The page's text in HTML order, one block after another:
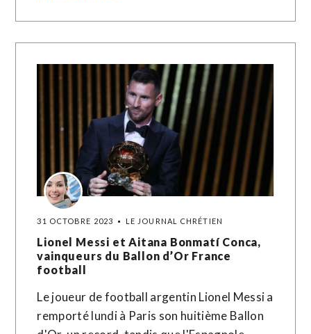
31 OCTOBRE 2023 LE JOURNAL CHRÉTIEN
Lionel Messi et Aitana Bonmatí Conca,
vainqueurs du Ballon d’Or France
football
Le joueur de football argentin Lionel Messi a
remporté lundi à Paris son huitième Ballon